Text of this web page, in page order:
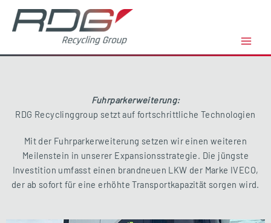
Inhalt
springen
Fuhrparkerweiterung:
RDG Recyclinggroup setzt auf fortschrittliche Technologien
Mit der Fuhrparkerweiterung setzen wir einen weiteren
Meilenstein in unserer Expansionsstrategie. Die jüngste
Investition umfasst einen brandneuen LKW der Marke IVECO,
der ab sofort für eine erhöhte Transportkapazität sorgen wird.